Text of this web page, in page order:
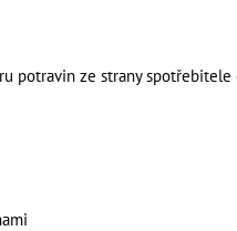
potravin ze strany spotřebitele